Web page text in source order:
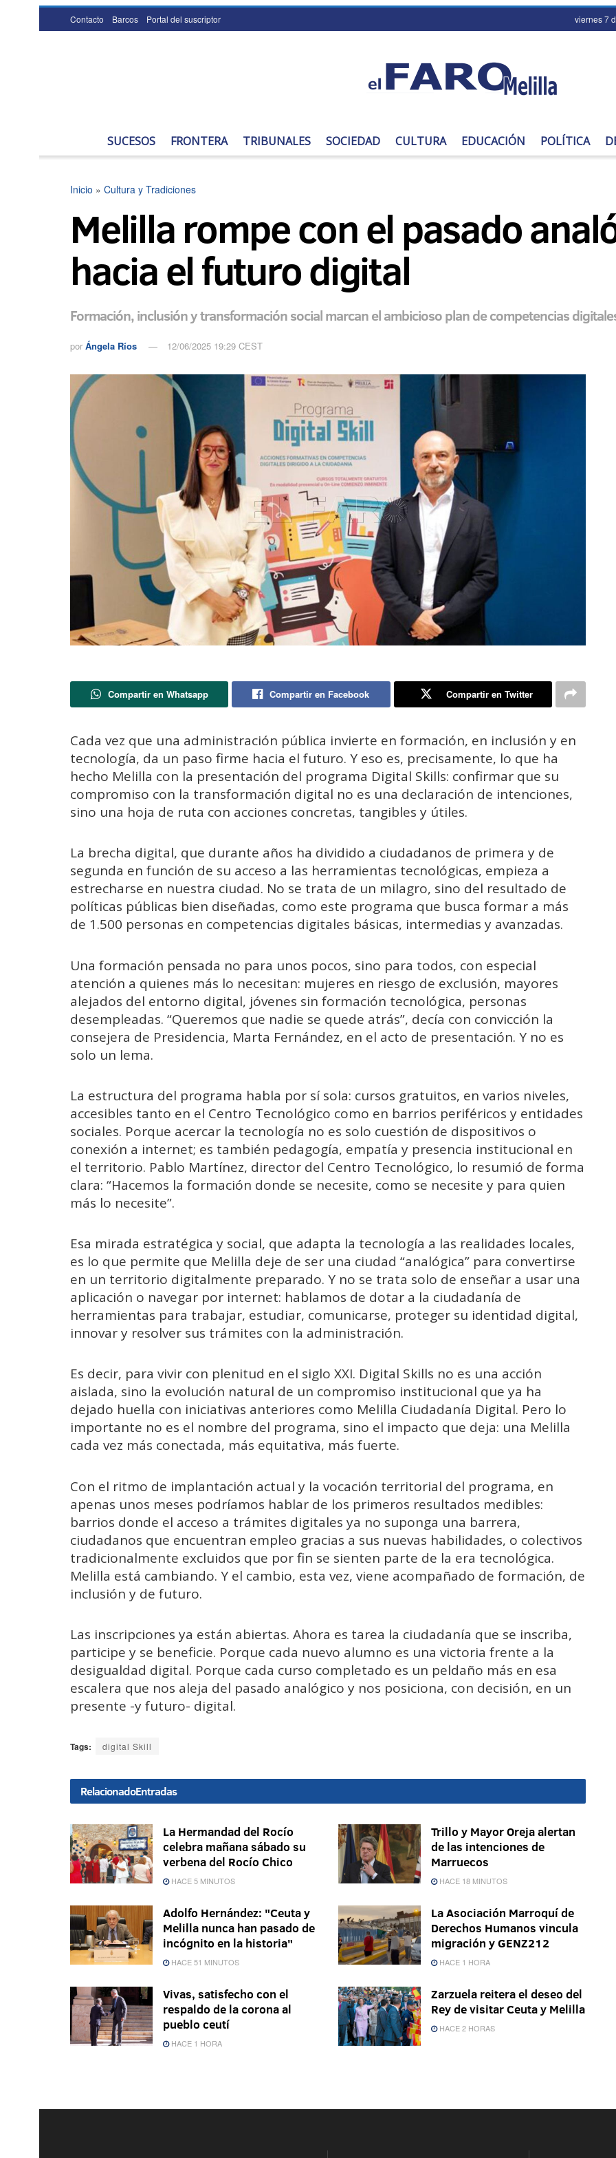
Contacto Barcos Portal del suscriptor viernes 7
SUCESOS FRONTERA TRIBUNALES SOCIEDAD CULTURA EDUCACIÓN POLÍTICA
Inicio » Cultura y Tradiciones
Melilla rompe con el pasado
hacia el futuro digital
Formación, inclusión y transformación social marcan el ambicioso plan de competencias
por Ángela Ríos 12/06/2025 19:29 CEST
Compartir en Whatsapp Compartir en Facebook Compartir en Twitter
Cada vez que una administración pública invierte en formación, en inclusión y en
tecnología, da un paso firme hacia el futuro. Y eso es, precisamente, lo que ha
hecho Melilla con la presentación del programa Digital Skills: confirmar que su
compromiso con la transformación digital no es una declaración de intenciones,
sino una hoja de ruta con acciones concretas, tangibles y útiles.
La brecha digital, que durante años ha dividido a ciudadanos de primera y de
segunda en función de su acceso a las herramientas tecnológicas, empieza a
estrecharse en nuestra ciudad. No se trata de un milagro, sino del resultado de
políticas públicas bien diseñadas, como este programa que busca formar a más
de 1.500 personas en competencias digitales básicas, intermedias y avanzadas.
Una formación pensada no para unos pocos, sino para todos, con especial
atención a quienes más lo necesitan: mujeres en riesgo de exclusión, mayores
alejados del entorno digital, jóvenes sin formación tecnológica, personas
desempleadas. “Queremos que nadie se quede atrás”, decía con convicción la
consejera de Presidencia, Marta Fernández, en el acto de presentación. Y no es
solo un lema.
La estructura del programa habla por sí sola: cursos gratuitos, en varios niveles,
accesibles tanto en el Centro Tecnológico como en barrios periféricos y entidades
sociales. Porque acercar la tecnología no es solo cuestión de dispositivos o
conexión a internet; es también pedagogía, empatía y presencia institucional en
el territorio. Pablo Martínez, director del Centro Tecnológico, lo resumió de forma
clara: “Hacemos la formación donde se necesite, como se necesite y para quien
más lo necesite”.
Esa mirada estratégica y social, que adapta la tecnología a las realidades locales,
es lo que permite que Melilla deje de ser una ciudad “analógica” para convertirse
en un territorio digitalmente preparado. Y no se trata solo de enseñar a usar una
aplicación o navegar por internet: hablamos de dotar a la ciudadanía de
herramientas para trabajar, estudiar, comunicarse, proteger su identidad digital,
innovar y resolver sus trámites con la administración.
Es decir, para vivir con plenitud en el siglo XXI. Digital Skills no es una acción
aislada, sino la evolución natural de un compromiso institucional que ya ha
dejado huella con iniciativas anteriores como Melilla Ciudadanía Digital. Pero lo
importante no es el nombre del programa, sino el impacto que deja: una Melilla
cada vez más conectada, más equitativa, más fuerte.
Con el ritmo de implantación actual y la vocación territorial del programa, en
apenas unos meses podríamos hablar de los primeros resultados medibles:
barrios donde el acceso a trámites digitales ya no suponga una barrera,
ciudadanos que encuentran empleo gracias a sus nuevas habilidades, o colectivos
tradicionalmente excluidos que por fin se sienten parte de la era tecnológica.
Melilla está cambiando. Y el cambio, esta vez, viene acompañado de formación, de
inclusión y de futuro.
Las inscripciones ya están abiertas. Ahora es tarea la ciudadanía que se inscriba,
participe y se beneficie. Porque cada nuevo alumno es una victoria frente a la
desigualdad digital. Porque cada curso completado es un peldaño más en esa
escalera que nos aleja del pasado analógico y nos posiciona, con decisión, en un
presente -y futuro- digital.
Tags: digital Skill
RelacionadoEntradas
La Hermandad del Rocío
celebra mañana sábado su
verbena del Rocío Chico
HACE 5 MINUTOS
Trillo y Mayor Oreja alertan
de las intenciones de
Marruecos
HACE 18 MINUTOS
Adolfo Hernández: "Ceuta y
Melilla nunca han pasado de
incógnito en la historia"
HACE 51 MINUTOS
La Asociación Marroquí de
Derechos Humanos vincula
migración y GENZ212
HACE 1 HORA
Vivas, satisfecho con el
respaldo de la corona al
pueblo ceutí
HACE 1 HORA
Zarzuela reitera el deseo del
Rey de visitar Ceuta y Melilla
HACE 2 HORAS